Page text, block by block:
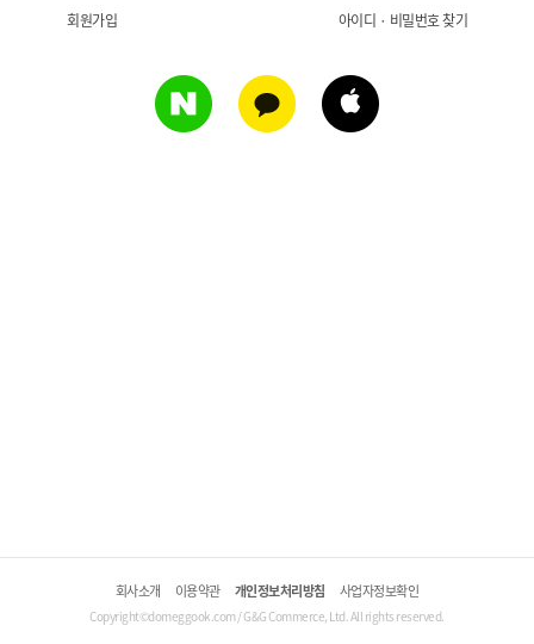
회원가입 아이디 · 비밀번호 찾기
회사소개 이용약관 개인정보처리방침 사업자정보확인
Copyright©domeggook.com / G&G Commerce, Ltd. All rights reserved.